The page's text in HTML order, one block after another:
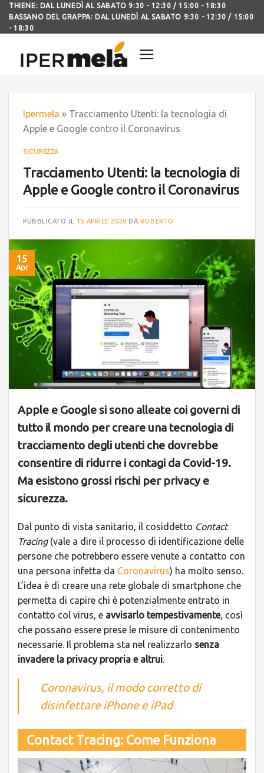
THIENE: DAL LUNEDÌ AL SABATO 9:30 - 12:30 / 15:00 - 18:30
BASSANO DEL GRAPPA: DAL LUNEDÌ AL SABATO 9:30 - 12:30 / 15:00
- 18:30
Ipermela » Tracciamento Utenti: la tecnologia di
Apple e Google contro il Coronavirus
SICUREZZA
Tracciamento Utenti: la tecnologia di
Apple e Google contro il Coronavirus
PUBBLICATO IL 15 APRILE 2020 DA ROBERTO
15
Apr
Apple e Google si sono alleate coi governi di
tutto il mondo per creare una tecnologia di
tracciamento degli utenti che dovrebbe
consentire di ridurre i contagi da Covid-19.
Ma esistono grossi rischi per privacy e
sicurezza.
Dal punto di vista sanitario, il cosiddetto Contact
Tracing(vale a dire il processo di identificazione delle
persone che potrebbero essere venute a contatto con
una persona infetta da Coronavirus) ha molto senso.
L’idea è di creare una rete globale di smartphone che
permetta di capire chi è potenzialmente entrato in
contatto col virus, e avvisarlo tempestivamente, così
che possano essere prese le misure di contenimento
necessarie. Il problema sta nel realizzarlo senza
invadere la privacy propria e altrui.
Coronavirus, il modo corretto di
disinfettare iPhone e iPad
Contact Tracing: Come Funziona